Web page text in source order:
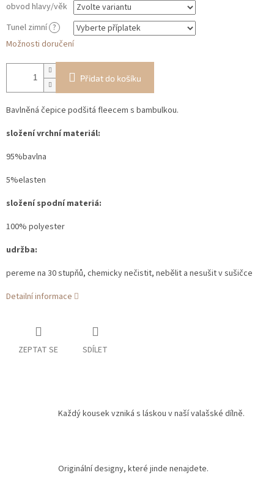
obvod hlavy/věk
Tunel zimní ?
Možnosti doručení
Přidat do košíku
Bavlněná čepice podšitá fleecem s bambulkou.
složení vrchní materiál:
95%bavlna
5%elasten
složení spodní materiá:
100% polyester
udržba:
pereme na 30 stupňů, chemicky nečistit, nebělit a nesušit v sušičce
Detailní informace
ZEPTAT SE SDÍLET
Každý kousek vzniká s láskou v naší valašské dílně.
Originální designy, které jinde nenajdete.